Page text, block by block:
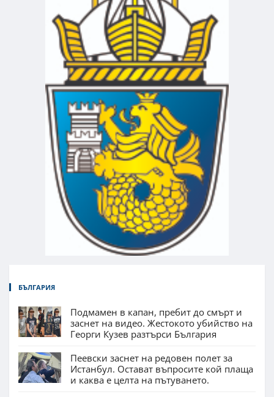
БЪЛГАРИЯ
Подмамен в капан, пребит до смърт и
заснет на видео. Жестокото убийство на
Георги Кузев разтърси България
Пеевски заснет на редовен полет за
Истанбул. Остават въпросите кой плаща
и каква е целта на пътуването.